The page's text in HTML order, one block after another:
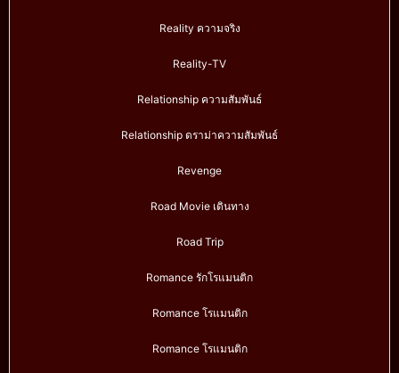
Reality ความจริง
Reality-TV
Relationship ความสัมพันธ์
Relationship ดราม่าความสัมพันธ์
Revenge
Road Movie เดินทาง
Road Trip
Romance รักโรแมนติก
Romance โรแมนติก
Romance โรแมนติก